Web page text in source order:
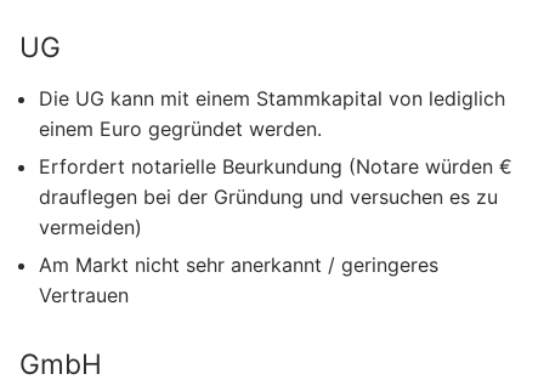
UG
Die UG kann mit einem Stammkapital von lediglich
einem Euro gegründet werden.
Erfordert notarielle Beurkundung (Notare würden €
drauflegen bei der Gründung und versuchen es zu
vermeiden)
Am Markt nicht sehr anerkannt / geringeres
Vertrauen
GmbH